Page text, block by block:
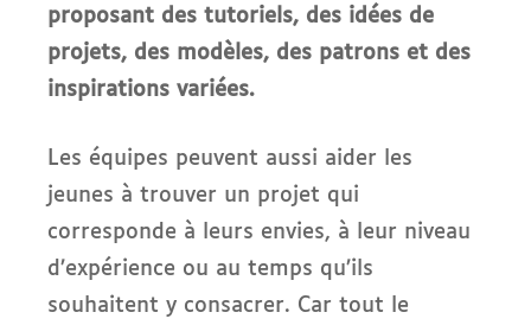
proposant des tutoriels, des idées de
projets, des modèles, des patrons et des
inspirations variées.
Les équipes peuvent aussi aider les
jeunes à trouver un projet qui
corresponde à leurs envies, à leur niveau
d’expérience ou au temps qu’ils
souhaitent y consacrer. Car tout le